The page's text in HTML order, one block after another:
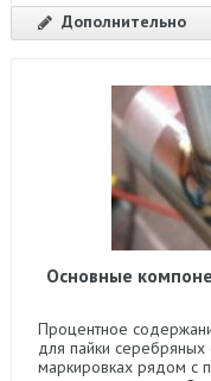
Дополнительно
Основные
Процентное
для пайки
маркировках рядом с